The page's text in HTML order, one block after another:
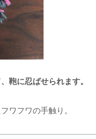
鞄に忍ばせられます。
ワフワの手触り。